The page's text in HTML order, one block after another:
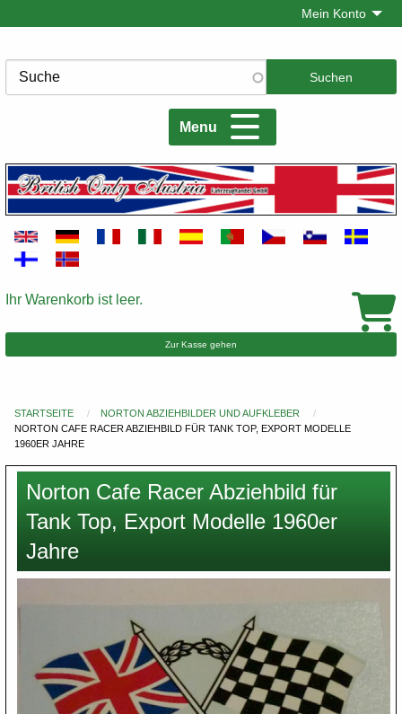
zum
Mein Konto
Suche
Menu
Warenkorb
Ihr Warenkorb ist leer.
Zur Kasse gehen
Du
bist
hier
STARTSEITE
NORTON ABZIEHBILDER UND AUFKLEBER
NORTON CAFE RACER ABZIEHBILD FÜR TANK TOP, EXPORT MODELLE
1960ER JAHRE
Norton Cafe Racer Abziehbild für
Tank Top, Export Modelle 1960er
Jahre